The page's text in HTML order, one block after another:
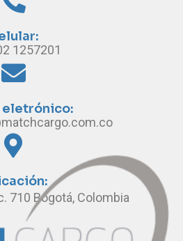
1257201
eletrónico:
710 Bogotá, Colombia